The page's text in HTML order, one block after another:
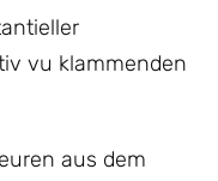
vu klammenden
aus dem